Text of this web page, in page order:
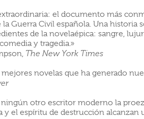
el documento más
la Guerra Civil española. Una historia
de la novelaépica: sangre,
y tragedia.»
The New York Times
mejores novelas que ha generado
ningún otro escritor moderno la
y el espíritu de destrucción alcanzan